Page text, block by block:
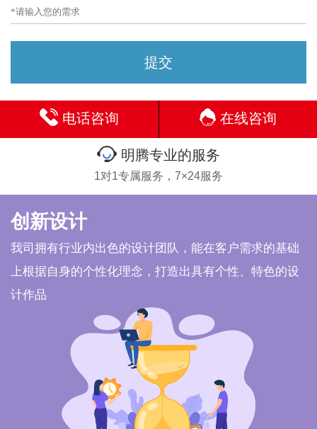
电话咨询 在线咨询
明腾专业的服务
1对1专属服务，7×24服务
创新设计
我司拥有行业内出色的设计团队，能在客户需求的基础
上根据自身的个性化理念，打造出具有个性、特色的设
计作品